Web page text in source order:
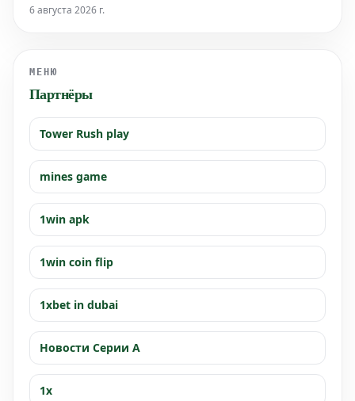
ощущает неуважения из-за того, что борьба за позицию
6 августа 2026 г.
МЕНЮ
Партнёры
Tower Rush play
mines game
1win apk
1win coin flip
1xbet in dubai
Новости Серии А
1x